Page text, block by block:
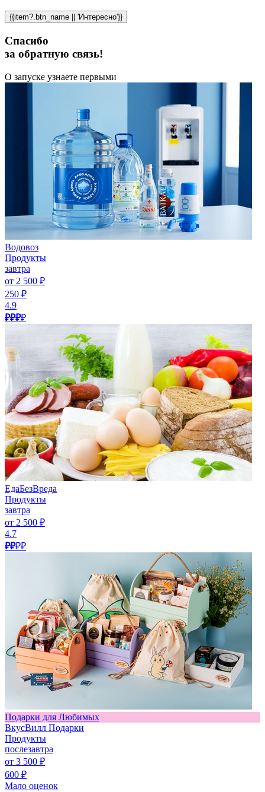
{{item?.btn_name || 'Интересно'}}
Спасибо
за обратную связь!
О запуске узнаете первыми
Водовоз
Продукты
завтра
от 2 500 ₽
250 ₽
4.9
₽₽₽₽
ЕдаБезВреда
Продукты
завтра
от 2 500 ₽
4.7
₽₽₽₽
Подарки для Любимых
ВкусВилл Подарки
Продукты
послезавтра
от 3 500 ₽
600 ₽
Мало оценок